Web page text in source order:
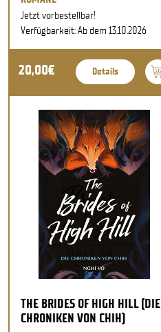
Jetzt vorbestellbar!
Verfügbarkeit: Ab dem 13.10.2026
20,00€ Details
THE BRIDES OF HIGH HILL (DIE
CHRONIKEN VON CHIH)